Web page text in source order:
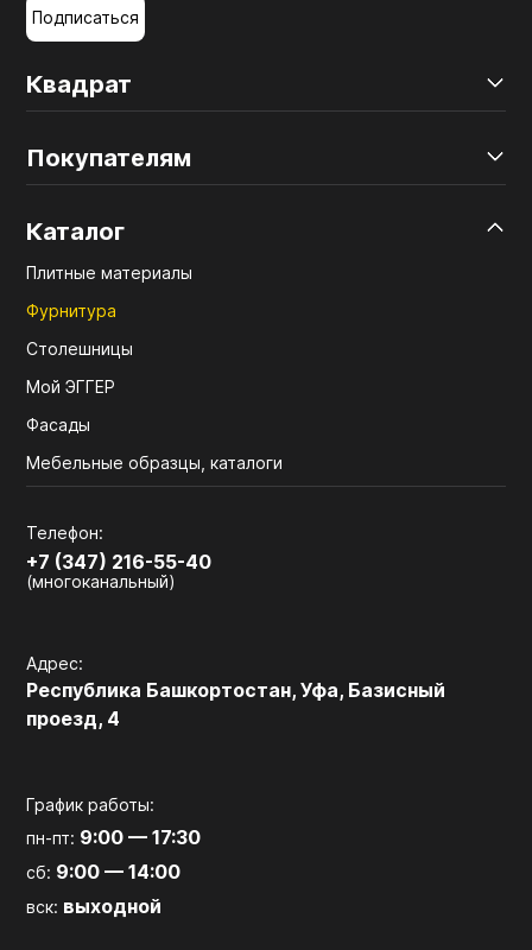
Квадрат
Покупателям
Каталог
Плитные материалы
Фурнитура
Столешницы
Мой ЭГГЕР
Фасады
Мебельные образцы, каталоги
Телефон:
+7 (347) 216-55-40
(многоканальный)
Адрес:
Республика Башкортостан, Уфа, Базисный
проезд, 4
График работы:
пн-пт: 9:00 — 17:30
сб: 9:00 — 14:00
вск: выходной
Подписаться